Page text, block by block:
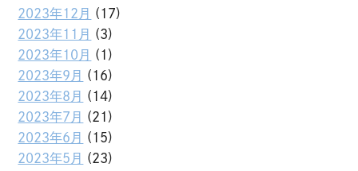
2023年12月
(17)
2023年11月
(3)
2023年10月
(1)
2023年9月
(16)
2023年8月
(14)
2023年7月
(21)
2023年6月
(15)
2023年5月
(23)